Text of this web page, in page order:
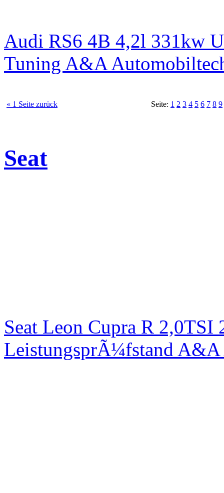
Audi RS6 4B 4,2l 331kw
Tuning A&A
« 1 Seite zurück Seite: 1 2 3 4 5 6 7 8 9
Seat
Seat Leon Cupra R
LeistungsprÃ¼fstand